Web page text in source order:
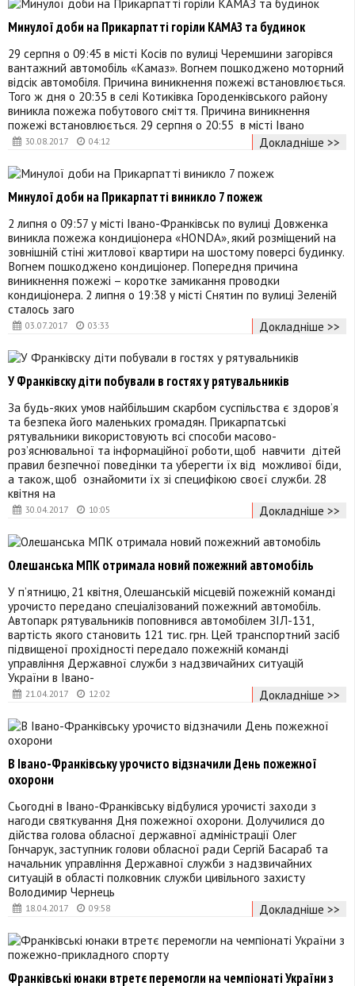
30.08.2017 04:12
Минулої доби на Прикарпатті горіли КАМАЗ та будинок
29 серпня о 09:45 в місті Косів по вулиці Черемшини загорівся
вантажний автомобіль «Камаз». Вогнем пошкоджено моторний
відсік автомобіля. Причина виникнення пожежі встановлюється.
Того ж дня о 20:35 в селі Котиківка Городенківського району
виникла пожежа побутового сміття. Причина виникнення
пожежі встановлюється. 29 серпня о 20:55 в місті Івано
Докладніше >>
03.07.2017 03:33
Минулої доби на Прикарпатті виникло 7 пожеж
2 липня о 09:57 у місті Івано-Франківськ по вулиці Довженка
виникла пожежа кондиціонера «HONDA», який розміщений на
зовнішній стіні житлової квартири на шостому поверсі будинку.
Вогнем пошкоджено кондиціонер. Попередня причина
виникнення пожежі – коротке замикання проводки
кондиціонера. 2 липня о 19:38 у місті Снятин по вулиці Зеленій
сталось заго
Докладніше >>
30.04.2017 10:05
У Франківску діти побували в гостях у рятувальників
За будь-яких умов найбільшим скарбом суспільства є здоров’я
та безпека його маленьких громадян. Прикарпатські
рятувальники використовують всі способи масово-
роз’яснювальної та інформаційної роботи, щоб навчити дітей
правил безпечної поведінки та уберегти їх від можливої біди,
а також, щоб ознайомити їх зі специфікою своєї служби. 28
квітня на
Докладніше >>
21.04.2017 12:02
Олешанська МПК отримала новий пожежний автомобіль
У п’ятницю, 21 квітня, Олешанській місцевій пожежній команді
урочисто передано спеціалізований пожежний автомобіль.
Автопарк рятувальників поповнився автомобілем ЗІЛ-131,
вартість якого становить 121 тис. грн. Цей транспортний засіб
підвищеної прохідності передало пожежній команді
управління Державної служби з надзвичайних ситуацій
України в Івано-
Докладніше >>
18.04.2017 09:58
В Івано-Франківську урочисто відзначили День пожежної
охорони
Сьогодні в Івано-Франківську відбулися урочисті заходи з
нагоди святкування Дня пожежної охорони. Долучилися до
дійства голова обласної державної адміністрації Олег
Гончарук, заступник голови обласної ради Сергій Басараб та
начальник управління Державної служби з надзвичайних
ситуацій в області полковник служби цивільного захисту
Володимир Чернець
Докладніше >>
Франківські юнаки втретє перемогли на чемпіонаті України з